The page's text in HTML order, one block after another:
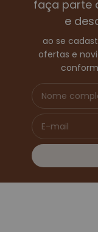
mais do que
é pensado
uma rotina
encorpados
nossas
protegem e
sempre
faça parte
e
ao se
ofertas e